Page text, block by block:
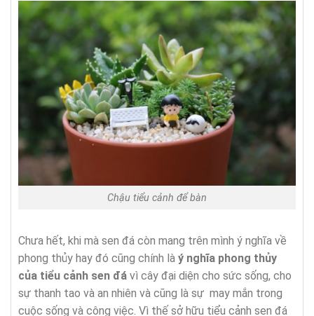
Chậu tiểu cảnh để bàn
Chưa hết, khi mà sen đá còn mang trên mình ý nghĩa về
phong thủy hay đó cũng chính là ý nghĩa phong thủy
của tiểu cảnh sen đá vì cây đại diện cho sức sống, cho
sự thanh tao và an nhiên và cũng là sự may mắn trong
cuộc sống và công việc. Vì thế sở hữu tiểu cảnh sen đá